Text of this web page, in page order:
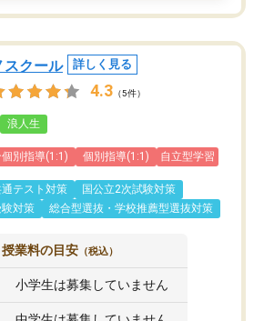
スクール 詳しく見る
4.3 （5件）
浪人生
別指導(1:1) 個別指導(1:1) 自立型学習
テスト対策
国公立2次試験対策
対策
総合型選抜・学校推薦型選抜対策
授業料の目安 （税込）
小学生は募集していません